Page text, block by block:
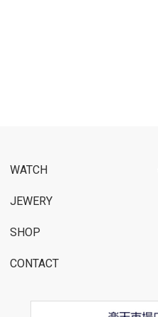
WATCH
JEWERY
SHOP
CONTACT